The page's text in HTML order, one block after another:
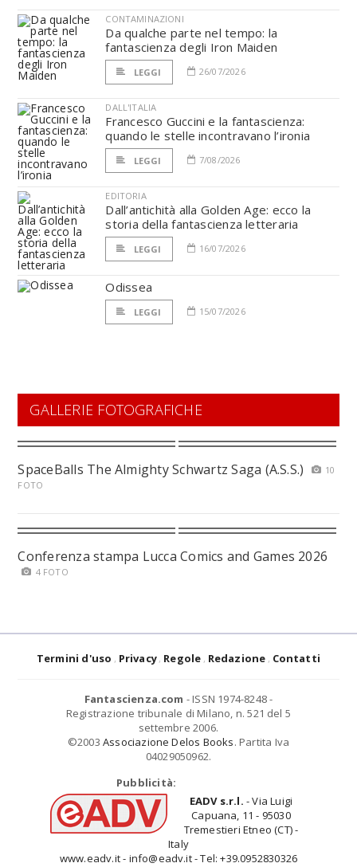
CONTAMINAZIONI
Da qualche parte nel tempo: la
fantascienza degli Iron Maiden
LEGGI 26/07/2026
DALL'ITALIA
Francesco Guccini e la fantascienza:
quando le stelle incontravano l’ironia
LEGGI 7/08/2026
EDITORIA
Dall’antichità alla Golden Age: ecco la
storia della fantascienza letteraria
LEGGI 16/07/2026
Odissea
LEGGI 15/07/2026
GALLERIE FOTOGRAFICHE
SpaceBalls The Almighty Schwartz Saga (A.S.S.)
10
FOTO
Conferenza stampa Lucca Comics and Games 2026
4 FOTO
Termini d'uso Privacy Regole Redazione Contatti
Fantascienza.com - ISSN 1974-8248 -
Registrazione tribunale di Milano, n. 521 del 5
settembre 2006.
©2003 Associazione Delos Books. Partita Iva
04029050962.
Pubblicità:
EADV s.r.l. - Via Luigi
Capuana, 11 - 95030
Tremestieri Etneo (CT) -
Italy
www.eadv.it - info@eadv.it - Tel: +39.0952830326